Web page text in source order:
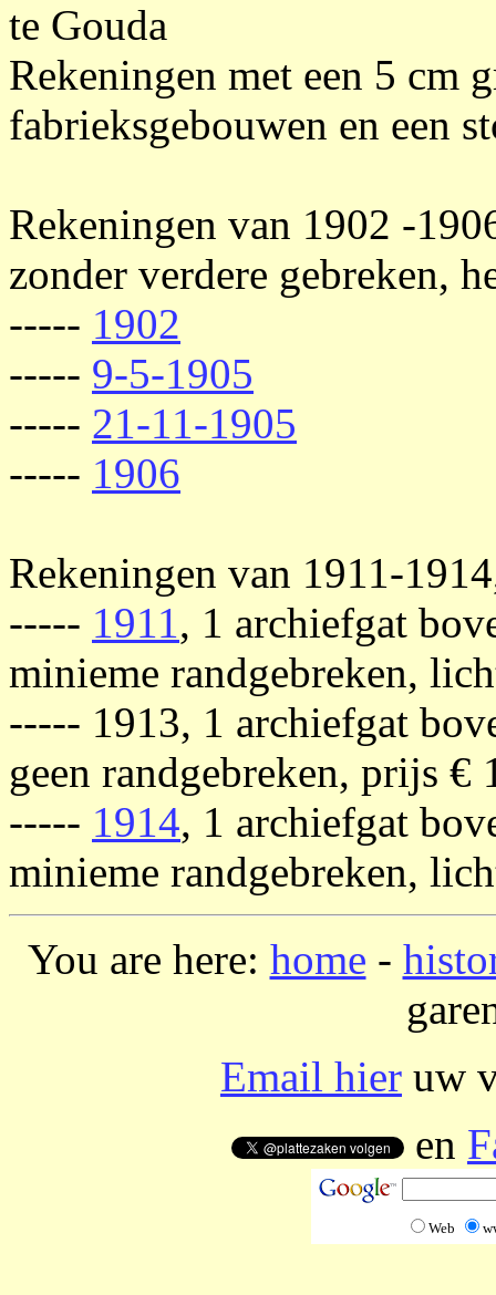
te Gouda
Rekeningen met een 5 cm
fabrieksgebouwen en een
Rekeningen van 1902 -
zonder verdere gebreken,
----- 1902
----- 9-5-1905
----- 21-11-1905
----- 1906
Rekeningen van 1911-
----- 1911, 1 archiefgat
minieme randgebreken,
----- 1913, 1 archiefgat
geen randgebreken, prijs €
----- 1914, 1 archiefgat
minieme randgebreken,
You are here: home -
Email hier uw
en
Web